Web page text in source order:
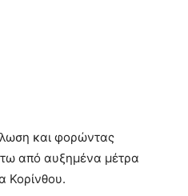
και φορώντας
από αυξημένα μέτρα
Κορίνθου.